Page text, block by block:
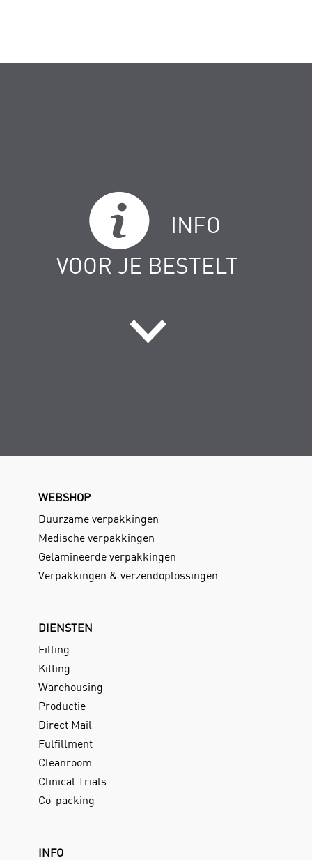
INFO
VOOR JE BESTELT
WEBSHOP
Duurzame verpakkingen
Medische verpakkingen
Gelamineerde verpakkingen
Verpakkingen & verzendoplossingen
DIENSTEN
Filling
Kitting
Warehousing
Productie
Direct Mail
Fulfillment
Cleanroom
Clinical Trials
Co-packing
INFO